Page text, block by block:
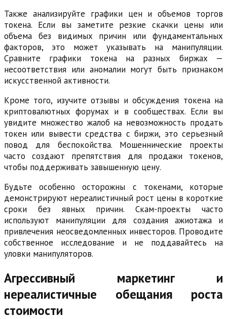
Также анализируйте графики цен и объемов торгов
токена. Если вы заметите резкие скачки цены или
объема без видимых причин или фундаментальных
факторов, это может указывать на манипуляции.
Сравните графики токена на разных биржах —
несоответствия или аномалии могут быть признаком
искусственной активности.
Кроме того, изучите отзывы и обсуждения токена на
криптовалютных форумах и в сообществах. Если вы
увидите множество жалоб на невозможность продать
токен или вывести средства с биржи, это серьезный
повод для беспокойства. Мошеннические проекты
часто создают препятствия для продажи токенов,
чтобы поддерживать завышенную цену.
Будьте особенно осторожны с токенами, которые
демонстрируют нереалистичный рост цены в короткие
сроки без явных причин. Скам-проекты часто
используют манипуляции для создания ажиотажа и
привлечения неосведомленных инвесторов. Проводите
собственное исследование и не поддавайтесь на
уловки манипуляторов.
Агрессивный маркетинг и
нереалистичные обещания роста
стоимости